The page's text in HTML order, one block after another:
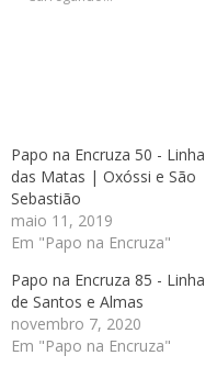
Papo na Encruza 50 - Linha
das Matas | Oxóssi e São
Sebastião
maio 11, 2019
Em "Papo na Encruza"
Papo na Encruza 85 - Linha
de Santos e Almas
novembro 7, 2020
Em "Papo na Encruza"